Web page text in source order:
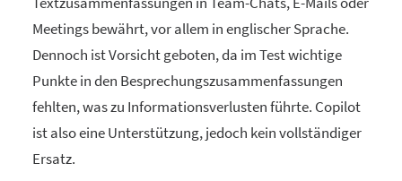
Meetings bewährt, vor allem in englischer Sprache.
Dennoch ist Vorsicht geboten, da im Test wichtige
Punkte in den Besprechungszusammenfassungen
fehlten, was zu Informationsverlusten führte. Copilot
ist also eine Unterstützung, jedoch kein vollständiger
Ersatz.